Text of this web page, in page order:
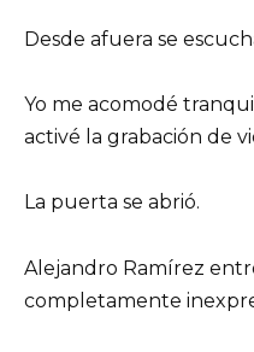
Desde afuera se
Yo me acomodé
activé la grabación de
La puerta se abrió.
Alejandro Ramírez
completamente